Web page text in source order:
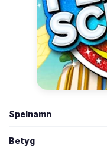
Spelnamn
Betyg